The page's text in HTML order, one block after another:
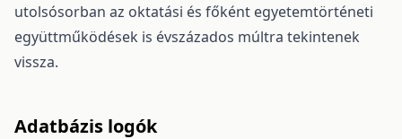
utolsósorban az oktatási és főként egyetemtörténeti
együttműködések is évszázados múltra tekintenek
vissza.
Adatbázis logók